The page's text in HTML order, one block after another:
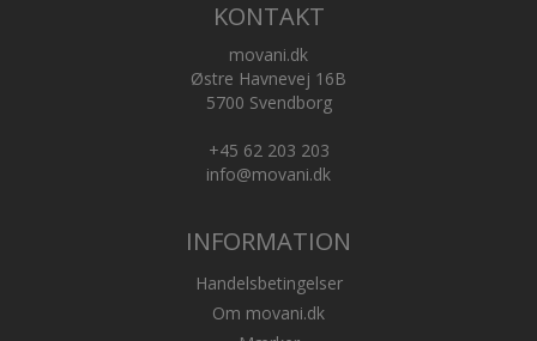
KONTAKT
movani.dk
Østre Havnevej 16B
5700 Svendborg
+45 62 203 203
info@movani.dk
INFORMATION
Handelsbetingelser
Om movani.dk